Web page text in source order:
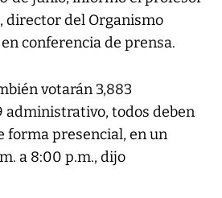
director del Organismo
conferencia de prensa.
votarán 3,883
administrativo, todos deben
forma presencial, en un
a 8:00 p.m., dijo